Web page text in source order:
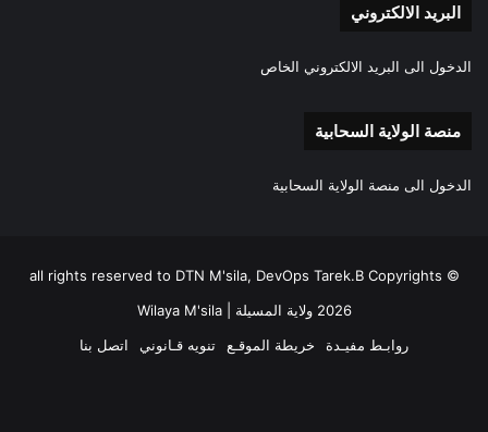
البريد الالكتروني
الدخول الى البريد الالكتروني الخاص
منصة الولاية السحابية
الدخول الى منصة الولاية السحابية
all rights reserved to DTN M'sila, DevOps Tarek.B Copyrights ©
2026 ولاية المسيلة | Wilaya M'sila
روابـط مفيـدة
خريطة الموقـع تنويه قـانوني اتصل بنا